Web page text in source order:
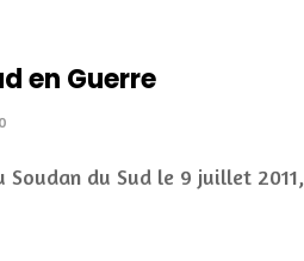
en Guerre
0
Soudan du Sud le 9 juillet 2011,